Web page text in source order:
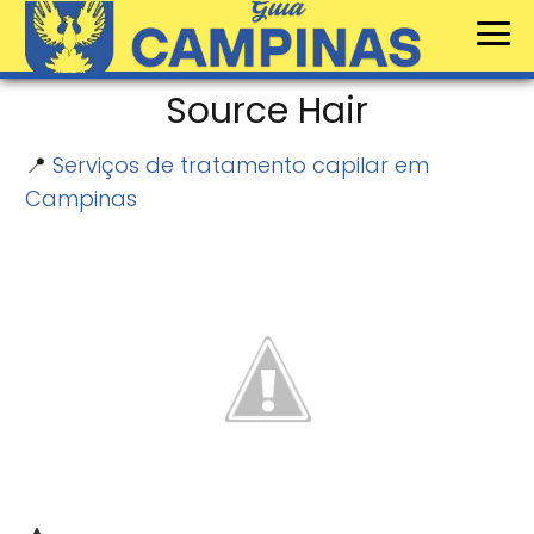
Source Hair
📍 Serviços de tratamento capilar em
Campinas